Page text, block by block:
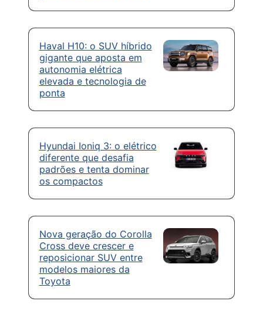
Haval H10: o SUV híbrido
gigante que aposta em
autonomia elétrica
elevada e tecnologia de
ponta
Hyundai Ioniq 3: o elétrico
diferente que desafia
padrões e tenta dominar
os compactos
Nova geração do Corolla
Cross deve crescer e
reposicionar SUV entre
modelos maiores da
Toyota